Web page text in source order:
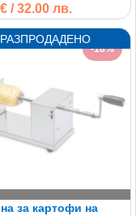
/ 32.00 лв.
-18%
за картофи на